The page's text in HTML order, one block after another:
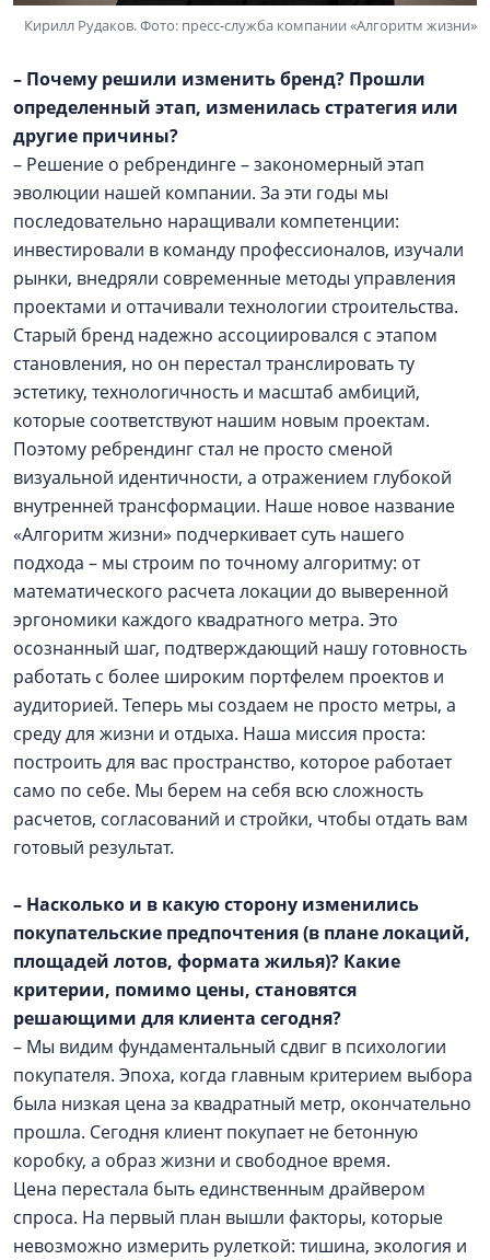
Кирилл Рудаков. Фото: пресс-служба компании «Алгоритм жизни»
– Почему решили изменить бренд? Прошли
определенный этап, изменилась стратегия или
другие причины?
– Решение о ребрендинге – закономерный этап
эволюции нашей компании. За эти годы мы
последовательно наращивали компетенции:
инвестировали в команду профессионалов, изучали
рынки, внедряли современные методы управления
проектами и оттачивали технологии строительства.
Старый бренд надежно ассоциировался с этапом
становления, но он перестал транслировать ту
эстетику, технологичность и масштаб амбиций,
которые соответствуют нашим новым проектам.
Поэтому ребрендинг стал не просто сменой
визуальной идентичности, а отражением глубокой
внутренней трансформации. Наше новое название
«Алгоритм жизни» подчеркивает суть нашего
подхода – мы строим по точному алгоритму: от
математического расчета локации до выверенной
эргономики каждого квадратного метра. Это
осознанный шаг, подтверждающий нашу готовность
работать с более широким портфелем проектов и
аудиторией. Теперь мы создаем не просто метры, а
среду для жизни и отдыха. Наша миссия проста:
построить для вас пространство, которое работает
само по себе. Мы берем на себя всю сложность
расчетов, согласований и стройки, чтобы отдать вам
готовый результат.
– Насколько и в какую сторону изменились
покупательские предпочтения (в плане локаций,
площадей лотов, формата жилья)? Какие
критерии, помимо цены, становятся
решающими для клиента сегодня?
– Мы видим фундаментальный сдвиг в психологии
покупателя. Эпоха, когда главным критерием выбора
была низкая цена за квадратный метр, окончательно
прошла. Сегодня клиент покупает не бетонную
коробку, а образ жизни и свободное время.
Цена перестала быть единственным драйвером
спроса. На первый план вышли факторы, которые
невозможно измерить рулеткой: тишина, экология и